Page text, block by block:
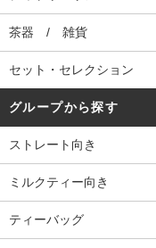
茶器 / 雑貨
セット・セレクション
グループから探す
ストレート向き
ミルクティー向き
ティーバッグ